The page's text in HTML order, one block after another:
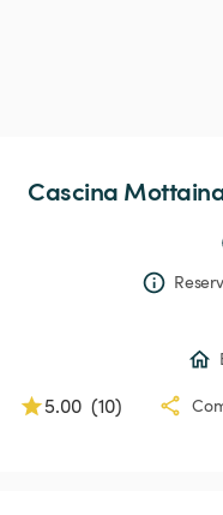
Cascina
5.00 (10)